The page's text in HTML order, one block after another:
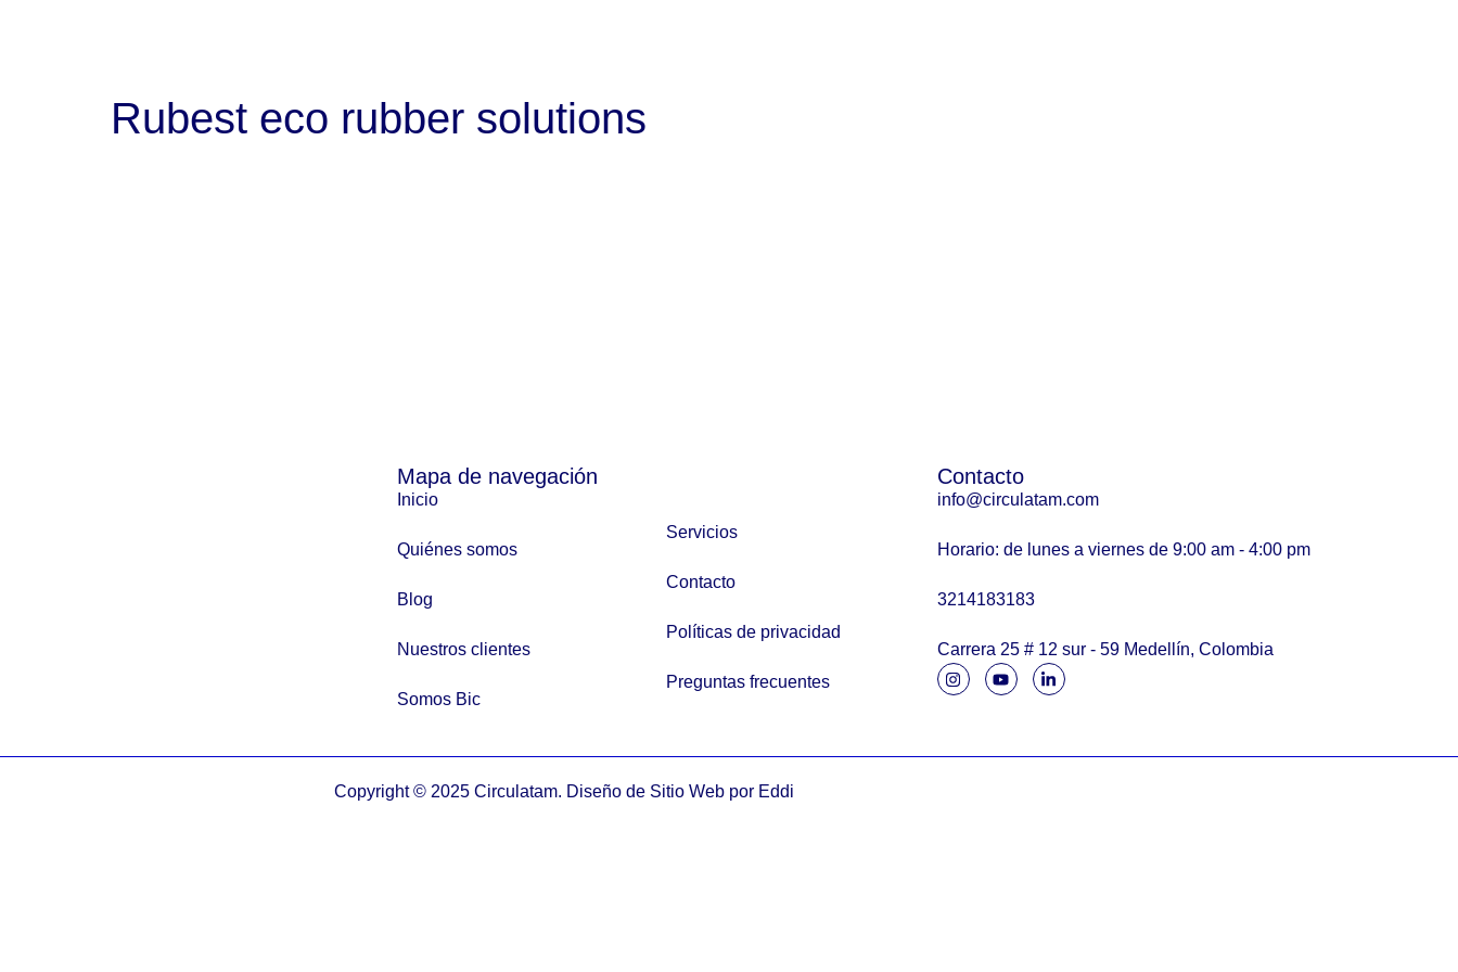
Rubest eco rubber solutions
Mapa de navegación
Inicio
Quiénes somos
Blog
Nuestros clientes
Somos Bic
Servicios
Contacto
Políticas de privacidad
Preguntas frecuentes
Contacto
info@circulatam.com
Horario: de lunes a viernes de 9:00 am - 4:00 pm
3214183183
Carrera 25 # 12 sur - 59 Medellín, Colombia
Copyright © 2025 Circulatam. Diseño de Sitio Web por Eddi